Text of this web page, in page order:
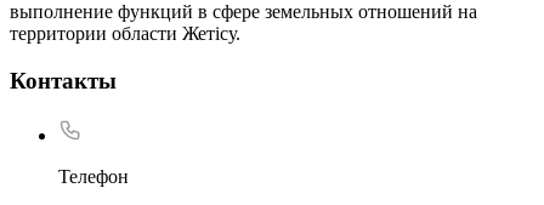
выполнение функций в сфере земельных отношений на
территории области Жетісу.
Контакты
Телефон